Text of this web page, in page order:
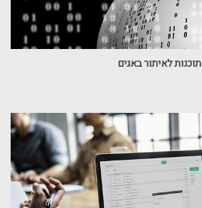
תוכנות לאיתור באגים